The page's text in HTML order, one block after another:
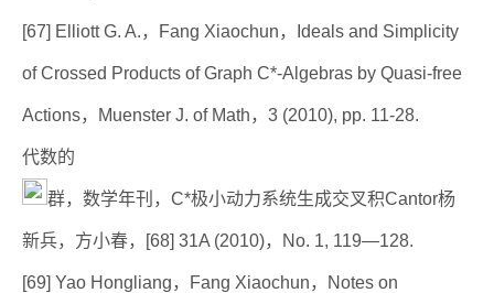
[67] Elliott G. A.，Fang Xiaochun，Ideals and Simplicity
of Crossed Products of Graph C*-Algebras by Quasi-free
Actions，Muenster J. of Math，3 (2010), pp. 11-28.
代数的
群，数学年刊，C*极小动力系统生成交叉积Cantor杨
新兵，方小春，[68] 31A (2010)，No. 1, 119—128.
[69] Yao Hongliang，Fang Xiaochun，Notes on